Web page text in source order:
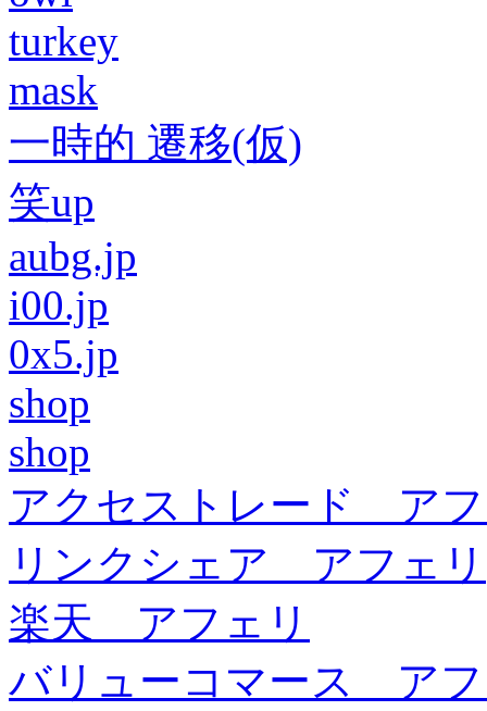
turkey
mask
一時的 遷移(仮)
笑up
aubg.jp
i00.jp
0x5.jp
shop
shop
アクセストレード ア
リンクシェア アフェリ
楽天 アフェリ
バリューコマース ア